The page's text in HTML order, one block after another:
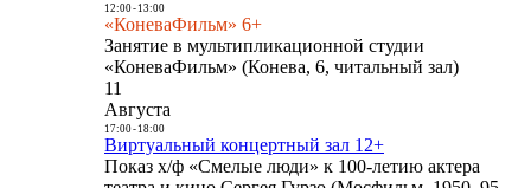
12:00- 13:00
«КоневаФильм» 6+
Занятие в мультипликационной студии
«КоневаФильм» (Конева, 6, читальный зал)
11
Августа
17:00- 18:00
Виртуальный концертный зал 12+
Показ х/ф «Смелые люди» к 100-летию актера